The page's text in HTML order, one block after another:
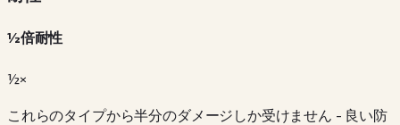
½倍耐性
½×
これらのタイプから半分のダメージしか受けません - 良い防